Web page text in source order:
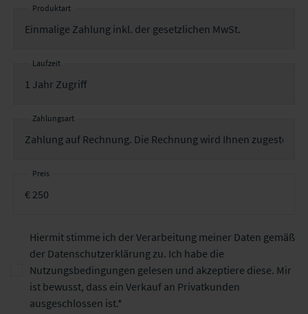
Produktart
Laufzeit
Zahlungsart
Preis
Hiermit stimme ich der Verarbeitung meiner Daten gemäß
der Datenschutzerklärung zu. Ich habe die
Nutzungsbedingungen gelesen und akzeptiere diese. Mir
ist bewusst, dass ein Verkauf an Privatkunden
ausgeschlossen ist.